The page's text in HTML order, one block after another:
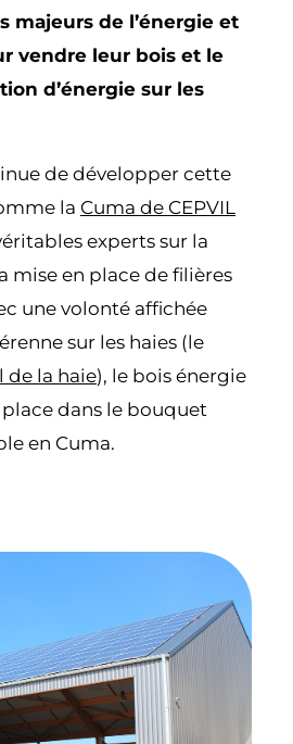
majeurs de l’énergie et
vendre leur bois et le
d’énergie sur les
de développer cette
la Cuma de CEPVIL
experts sur la
mise en place de filières
une volonté affichée
sur les haies (le
de la haie), le bois énergie
dans le bouquet
en Cuma.